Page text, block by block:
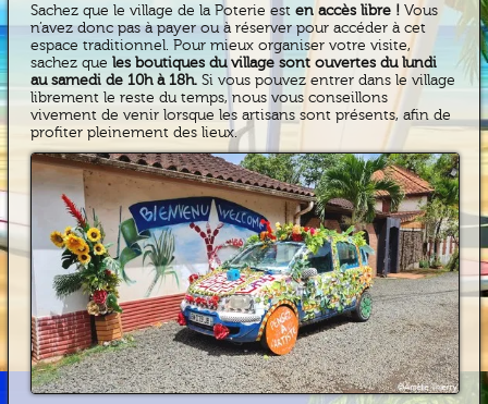
Sachez que le village de la Poterie esten accès libre ! Vous
n’avez donc pas à payer ou à réserver pour accéder à cet
espace traditionnel. Pour mieux organiser votre visite,
sachez queles boutiques du village sont ouvertes du lundi
au samedi de 10h à 18h. Si vous pouvez entrer dans le village
librement le reste du temps, nous vous conseillons
vivement de venir lorsque les artisans sont présents, afin de
profiter pleinement des lieux.